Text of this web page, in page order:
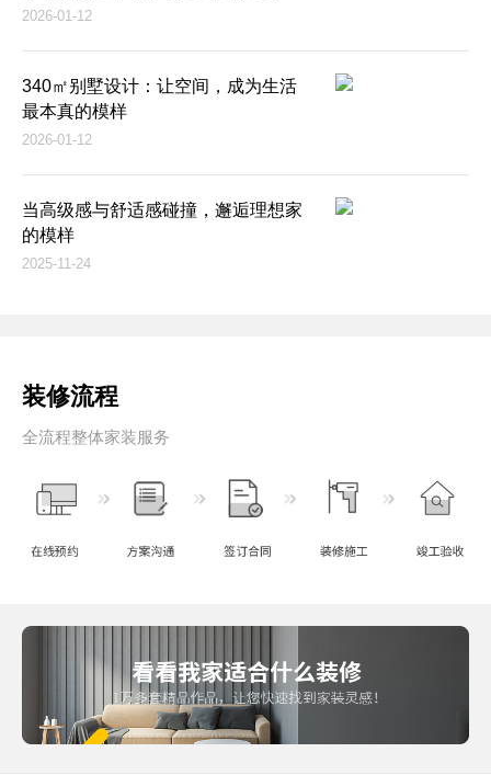
2026-01-12
340㎡别墅设计：让空间，成为生活
最本真的模样
2026-01-12
当高级感与舒适感碰撞，邂逅理想家
的模样
2025-11-24
装修流程
全流程整体家装服务